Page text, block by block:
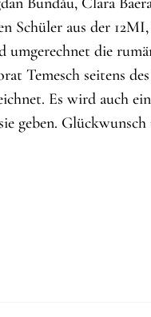
Schüler aus der
umgerechnet die
Temesch seitens
Es wird auch
geben.